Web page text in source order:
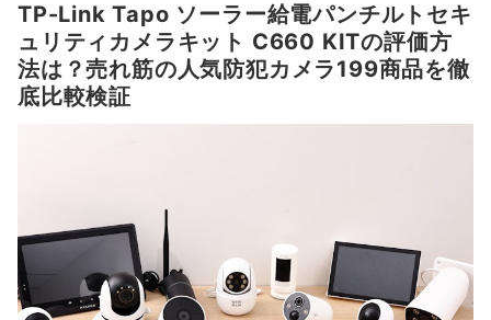
TP-Link Tapo ソーラー給電パンチルトセキ
ュリティカメラキット C660 KITの評価方
法は？売れ筋の人気防犯カメラ199商品を徹
底比較検証